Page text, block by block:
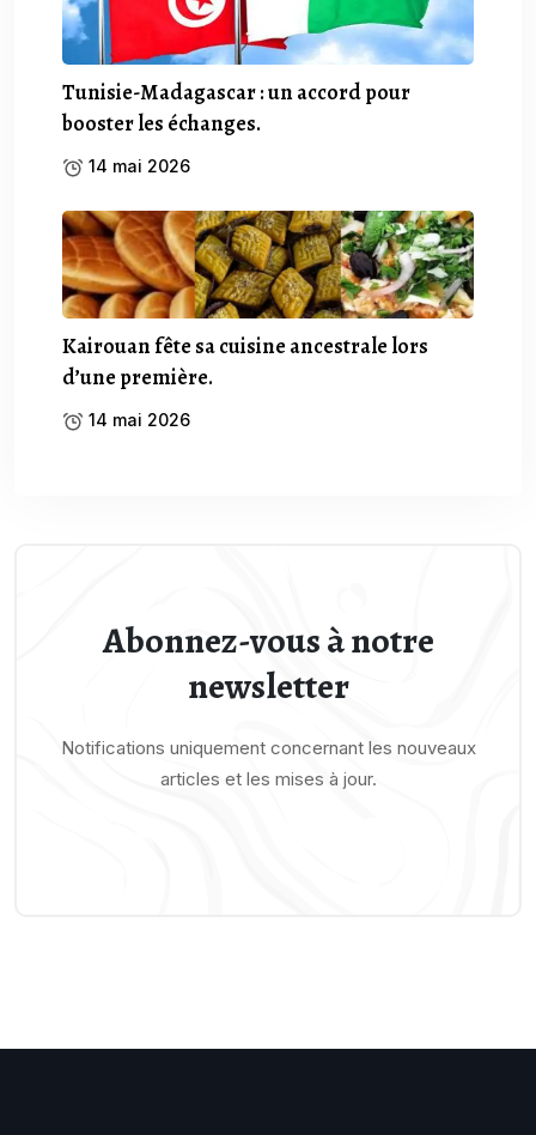
Tunisie-Madagascar : un accord pour
booster les échanges.
14 mai 2026
Kairouan fête sa cuisine ancestrale lors
d’une première.
14 mai 2026
Abonnez-vous à notre
newsletter
Notifications uniquement concernant les nouveaux
articles et les mises à jour.